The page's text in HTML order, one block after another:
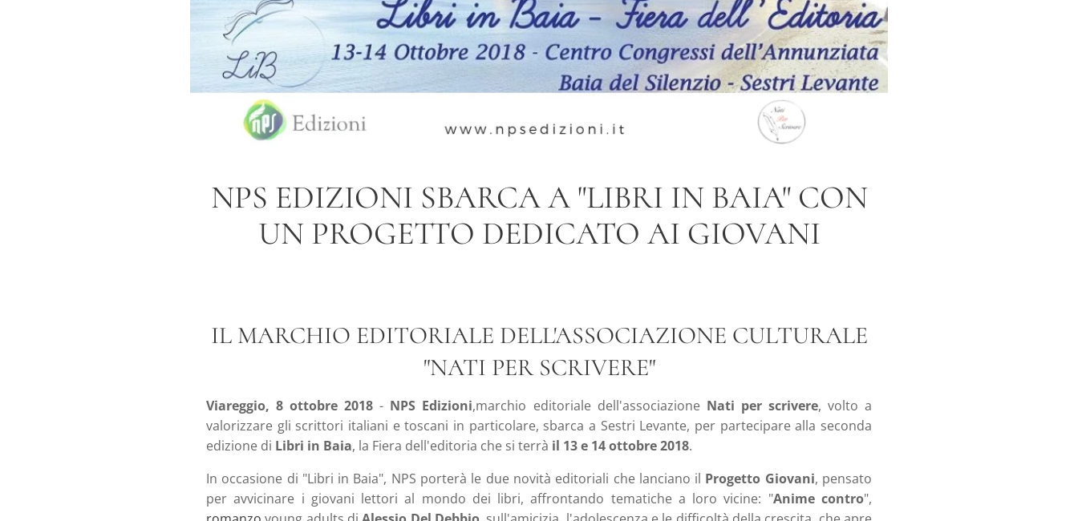
NPS EDIZIONI SBARCA A "LIBRI IN BAIA" CON
UN PROGETTO DEDICATO AI GIOVANI
IL MARCHIO EDITORIALE DELL'ASSOCIAZIONE CULTURALE
"NATI PER SCRIVERE"
Viareggio, 8 ottobre 2018 - NPS Edizioni,marchio editoriale dell'associazione Nati per scrivere, volto a
valorizzare gli scrittori italiani e toscani in particolare, sbarca a Sestri Levante, per partecipare alla seconda
edizione di Libri in Baia, la Fiera dell'editoria che si terrà il 13 e 14 ottobre 2018.
In occasione di "Libri in Baia", NPS porterà le due novità editoriali che lanciano il Progetto Giovani, pensato
per avvicinare i giovani lettori al mondo dei libri, affrontando tematiche a loro vicine: "Anime contro",